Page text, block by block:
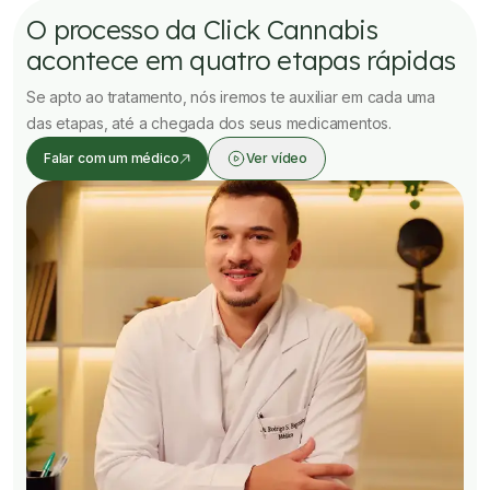
O processo da Click Cannabis
acontece em quatro etapas rápidas
Se apto ao tratamento, nós iremos te auxiliar em cada uma
das etapas, até a chegada dos seus medicamentos.
Falar com um médico Ver vídeo